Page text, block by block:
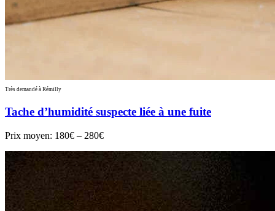
Très demandé à Rémilly
Tache d’humidité suspecte liée à une fuite
Prix moyen: 180€ – 280€